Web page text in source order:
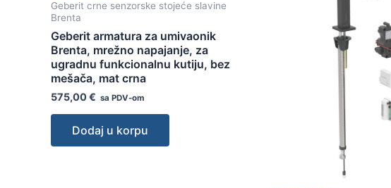
Geberit crne senzorske stojeće slavine
Brenta
Geberit armatura za umivaonik
Brenta, mrežno napajanje, za
ugradnu funkcionalnu kutiju, bez
mešača, mat crna
575,00€ sa PDV-om
Dodaj u korpu